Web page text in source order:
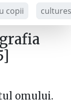
copii
omului.